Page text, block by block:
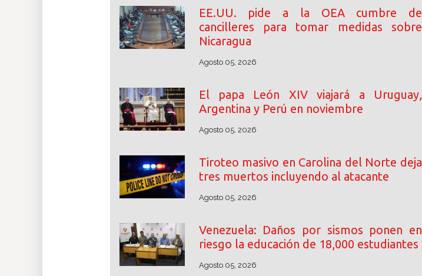
EE.UU. pide a la OEA cumbre de
cancilleres para tomar medidas sobre
Nicaragua
Agosto 05, 2026
El papa León XIV viajará a Uruguay,
Argentina y Perú en noviembre
Agosto 05, 2026
Tiroteo masivo en Carolina del Norte deja
tres muertos incluyendo al atacante
Agosto 05, 2026
Venezuela: Daños por sismos ponen en
riesgo la educación de 18,000 estudiantes
Agosto 05, 2026